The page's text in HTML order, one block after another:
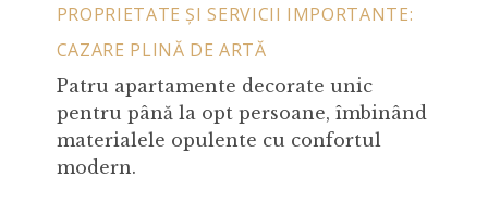
PROPRIETATE ȘI SERVICII IMPORTANTE:
CAZARE PLINĂ DE ARTĂ
Patru apartamente decorate unic
pentru până la opt persoane, îmbinând
materialele opulente cu confortul
modern.